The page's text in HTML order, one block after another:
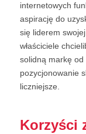
internetowych
aspirację do
się liderem
właściciele
solidną markę od
pozycjonowanie
liczniejsze.
Korzyści